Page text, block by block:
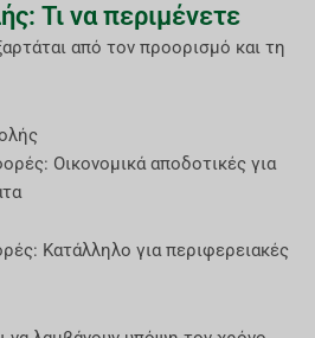
Τι να περιμένετε
από τον προορισμό και τη
Οικονομικά αποδοτικές για
Κατάλληλο για περιφερειακές